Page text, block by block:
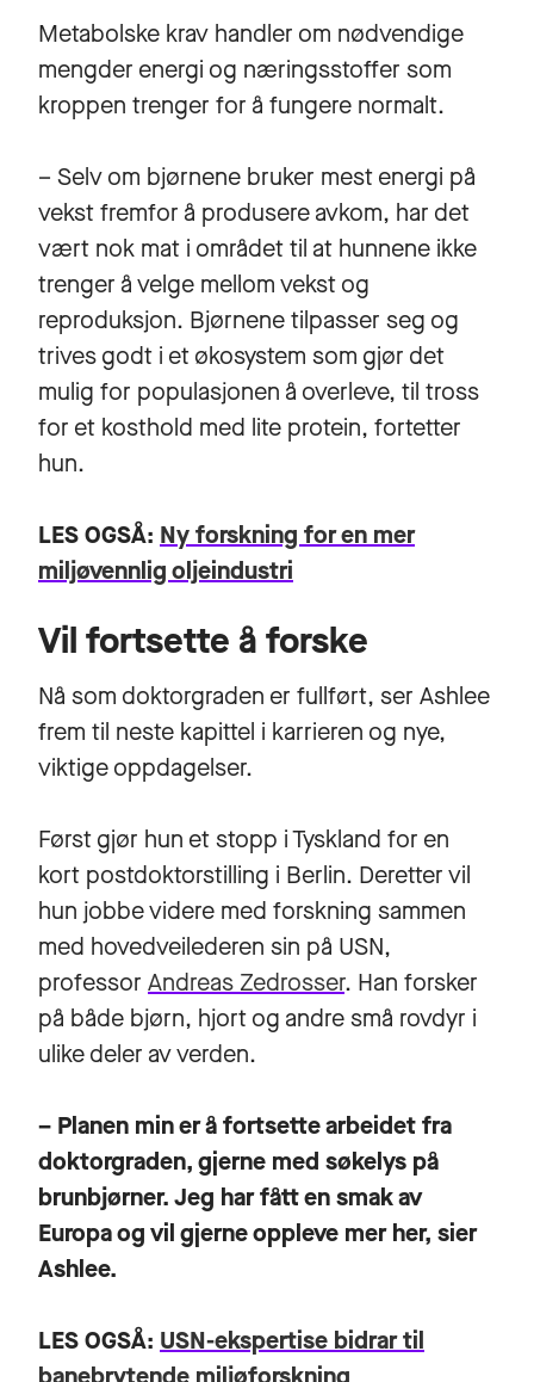
Metabolske krav handler om nødvendige
mengder energi og næringsstoffer som
kroppen trenger for å fungere normalt.
– Selv om bjørnene bruker mest energi på
vekst fremfor å produsere avkom, har det
vært nok mat i området til at hunnene ikke
trenger å velge mellom vekst og
reproduksjon. Bjørnene tilpasser seg og
trives godt i et økosystem som gjør det
mulig for populasjonen å overleve, til tross
for et kosthold med lite protein, fortetter
hun.
LES OGSÅ: Ny forskning for en mer
miljøvennlig oljeindustri
Vil fortsette å forske
Nå som doktorgraden er fullført, ser Ashlee
frem til neste kapittel i karrieren og nye,
viktige oppdagelser.
Først gjør hun et stopp i Tyskland for en
kort postdoktorstilling i Berlin. Deretter vil
hun jobbe videre med forskning sammen
med hovedveilederen sin på USN,
professor Andreas Zedrosser. Han forsker
på både bjørn, hjort og andre små rovdyr i
ulike deler av verden.
– Planen min er å fortsette arbeidet fra
doktorgraden, gjerne med søkelys på
brunbjørner. Jeg har fått en smak av
Europa og vil gjerne oppleve mer her, sier
Ashlee.
LES OGSÅ: USN-ekspertise bidrar til